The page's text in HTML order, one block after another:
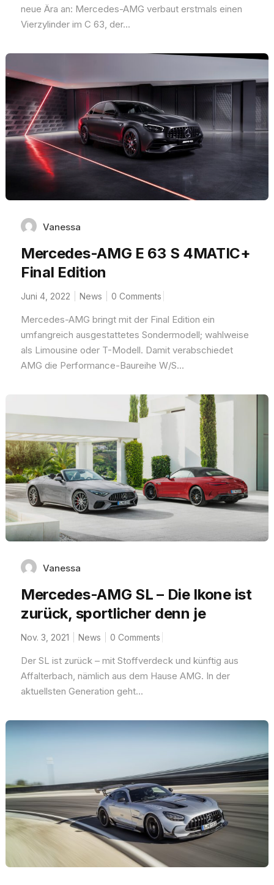
neue Ära an: Mercedes-AMG verbaut erstmals einen
Vierzylinder im C 63, der...
Vanessa
Mercedes-AMG E 63 S 4MATIC+
Final Edition
Juni 4, 2022 News 0 Comments
Mercedes-AMG bringt mit der Final Edition ein
umfangreich ausgestattetes Sondermodell; wahlweise
als Limousine oder T-Modell. Damit verabschiedet
AMG die Performance-Baureihe W/S...
Vanessa
Mercedes-AMG SL – Die Ikone ist
zurück, sportlicher denn je
Nov. 3, 2021 News 0 Comments
Der SL ist zurück – mit Stoffverdeck und künftig aus
Affalterbach, nämlich aus dem Hause AMG. In der
aktuellsten Generation geht...